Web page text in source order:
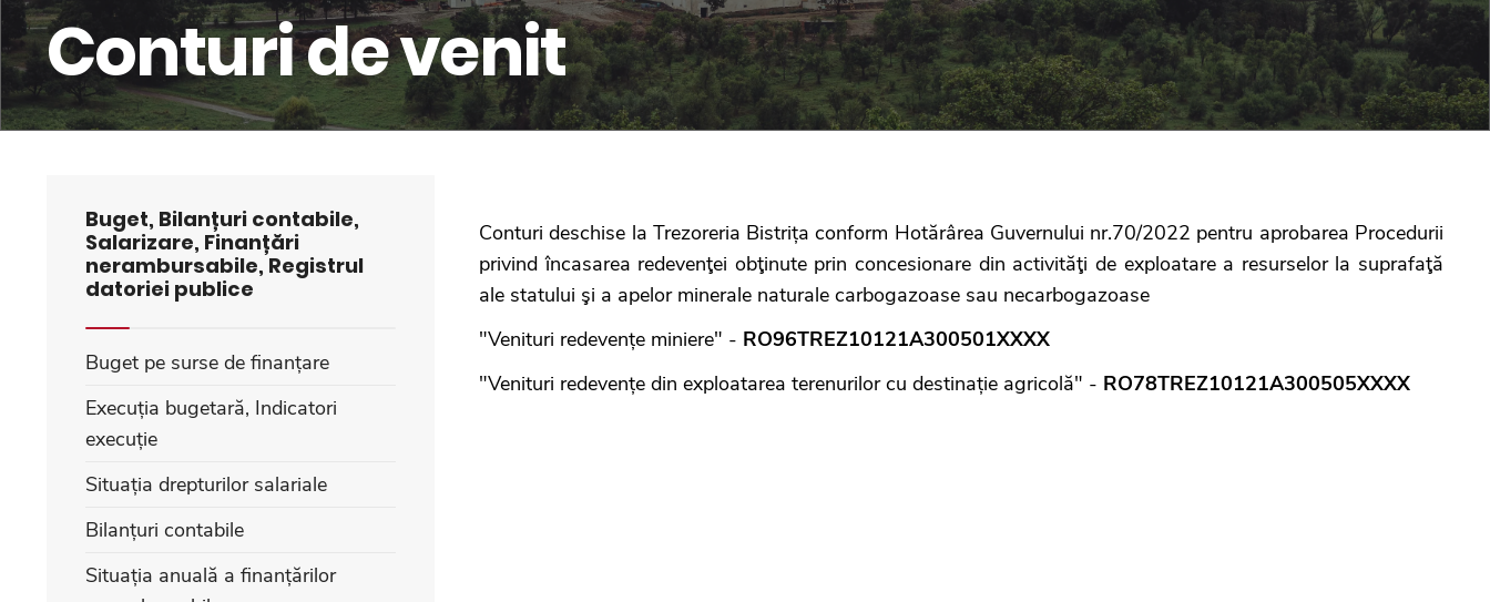
Conturi de venit
Conturi deschise la Trezoreria Bistrița conform Hotărârea Guvernului nr.70/2022 pentru aprobarea Procedurii
privind încasarea redevenţei obţinute prin concesionare din activităţi de exploatare a resurselor la suprafaţă
ale statului şi a apelor minerale naturale carbogazoase sau necarbogazoase
"Venituri redevențe miniere" - RO96TREZ10121A300501XXXX
"Venituri redevențe din exploatarea terenurilor cu destinație agricolă" - RO78TREZ10121A300505XXXX
Buget, Bilanțuri contabile,
Salarizare, Finanțări
nerambursabile, Registrul
datoriei publice
Buget pe surse de finanțare
Execuția bugetară, Indicatori
execuție
Situația drepturilor salariale
Bilanțuri contabile
Situația anuală a finanțărilor